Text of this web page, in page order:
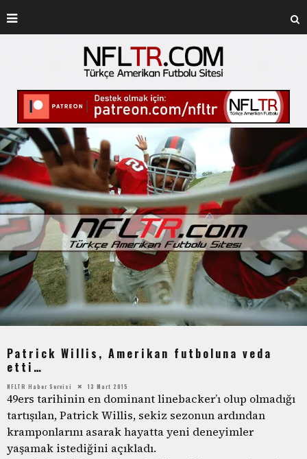
Patrick Willis, Amerikan futboluna veda
etti…
NFLTR Haber Servisi 13 Mart 2015
49ers tarihinin en dominant linebacker’ı olup olmadığı
tartışılan, Patrick Willis, sekiz sezonun ardından
kramponlarını asarak hayatta yeni deneyimler
yaşamak istediğini açıkladı.